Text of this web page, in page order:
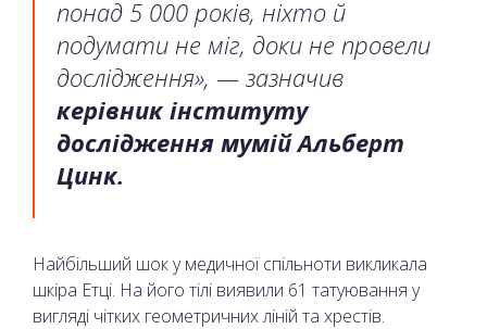
понад 5 000 років, ніхто й
подумати не міг, доки не провели
дослідження», — зазначив
керівник інституту
дослідження мумій Альберт
Цинк.
Найбільший шок у медичної спільноти викликала
шкіра Етці. На його тілі виявили 61 татуювання у
вигляді чітких геометричних ліній та хрестів.